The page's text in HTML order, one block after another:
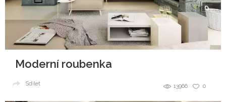
Moderní roubenka
0
13966
Sdílet